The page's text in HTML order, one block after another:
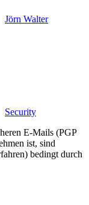
Jörn Walter
Security
E-Mails (PGP
ist, sind
bedingt durch